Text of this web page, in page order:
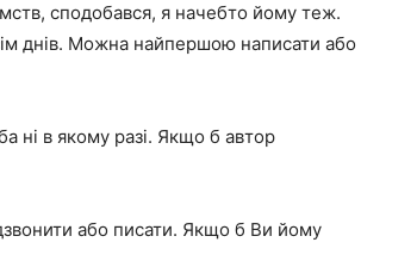
сподобався, я начебто йому теж.
днів. Можна найпершою написати або
ні в якому разі. Якщо б автор
або писати. Якщо б Ви йому